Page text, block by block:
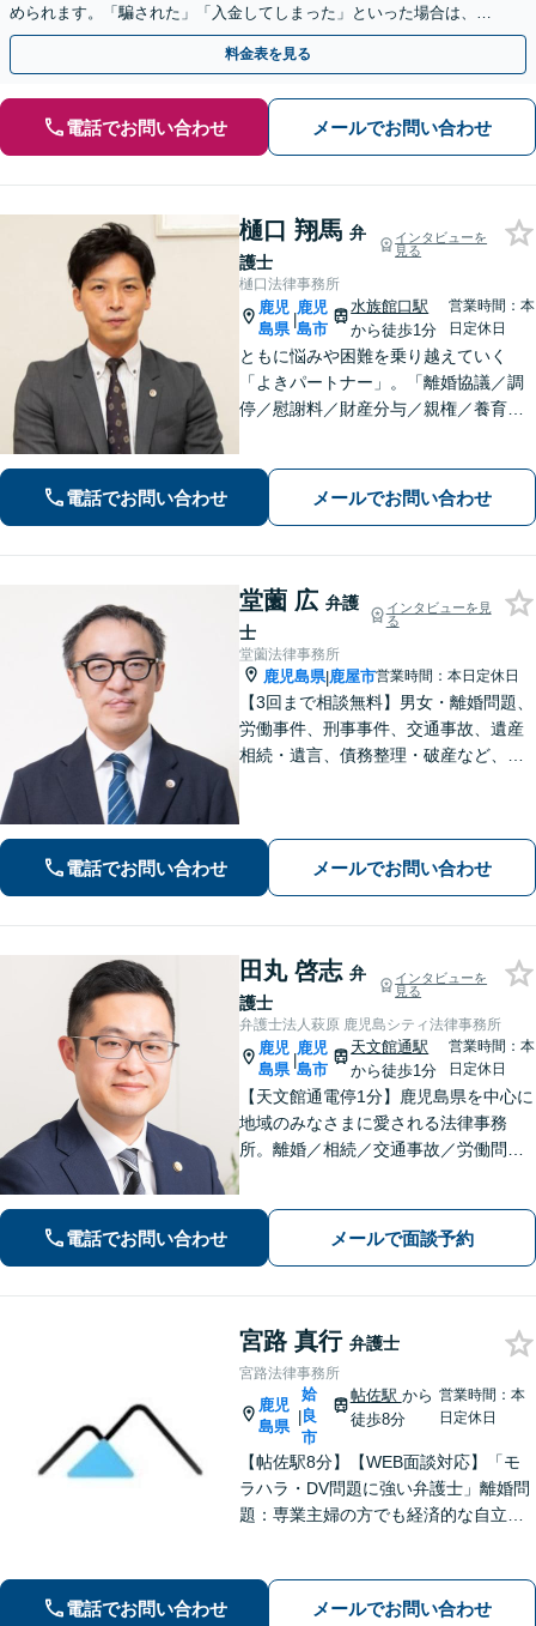
められます。「騙された」「入金してしまった」といった場合は、お
早めにご相談ください。【電話・メール・WEB相談可】
料金表を見る
電話でお問い合わせ メールでお問い合わせ
樋口 翔馬 弁
護士
インタビューを
見る
樋口法律事務所
鹿児
島県
|
鹿児
島市
水族館口駅
から徒歩1分
営業時間：本
日定休日
ともに悩みや困難を乗り越えていく
「よきパートナー」。「離婚協議／調
停／慰謝料／財産分与／親権／養育費
険会社との交渉や医師との折衝、後遺
障害等級認定まで完全サポート。【完
電話でお問い合わせ メールでお問い合わせ
堂薗 広 弁護
士
インタビューを見
る
堂薗法律事務所
鹿児島県|鹿屋市営業時間：本日定休日
【3回まで相談無料】男女・離婚問題、
労働事件、刑事事件、交通事故、遺産
相続・遺言、債務整理・破産など、幅
ご相談ください。
電話でお問い合わせ メールでお問い合わせ
田丸 啓志 弁
護士
インタビューを
見る
弁護士法人萩原 鹿児島シティ法律事務所
鹿児
島県
|
鹿児
島市
天文館通駅
から徒歩1分
営業時間：本
日定休日
【天文館通電停1分】鹿児島県を中心に
地域のみなさまに愛される法律事務
所。離婚／相続／交通事故／労働問題
親身になって対応します。【近隣駐車
場あり】
電話でお問い合わせ メールで面談予約
宮路 真行 弁護士
宮路法律事務所
鹿児
島県
|
姶
良
市
帖佐駅 から
徒歩8分
営業時間：本
日定休日
【帖佐駅8分】【WEB面談対応】「モ
ラハラ・DV問題に強い弁護士」離婚問
題：専業主婦の方でも経済的な自立に
の返済に追われる自転車操業状態の方
もご相談ください」【休日・夜間相談
電話でお問い合わせ メールでお問い合わせ